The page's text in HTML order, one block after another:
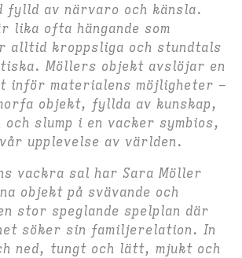
fylld av närvaro och känsla.
lika ofta hängande som
alltid kroppsliga och stundtals
Möllers objekt avslöjar en
inför materialens möjligheter –
objekt, fyllda av kunskap,
slump i en vacker symbios,
upplevelse av världen.
vackra sal har Sara Möller
objekt på svävande och
stor speglande spelplan där
söker sin familjerelation. In
ned, tungt och lätt, mjukt och